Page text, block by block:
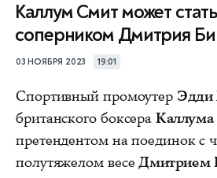
Каллум Смит может
соперником Дмитрия
03 НОЯБРЯ 2023 19:01
Спортивный промоутер Эдди
британского боксера
претендентом на поединок с
полутяжелом весеДмитрием